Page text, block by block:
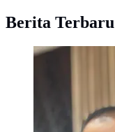
Berita Terbaru